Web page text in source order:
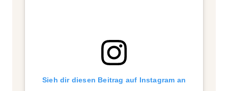
Sieh dir diesen Beitrag auf Instagram an